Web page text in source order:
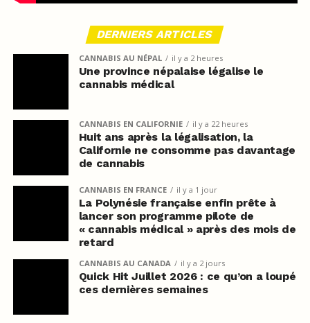
DERNIERS ARTICLES
CANNABIS AU NÉPAL il y a 2 heures
Une province népalaise légalise le
cannabis médical
CANNABIS EN CALIFORNIE il y a 22 heures
Huit ans après la légalisation, la
Californie ne consomme pas davantage
de cannabis
CANNABIS EN FRANCE il y a 1 jour
La Polynésie française enfin prête à
lancer son programme pilote de
« cannabis médical » après des mois de
retard
CANNABIS AU CANADA il y a 2 jours
Quick Hit Juillet 2026 : ce qu’on a loupé
ces dernières semaines